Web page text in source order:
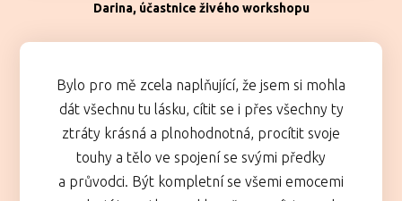
Darina, účastnice živého workshopu
Bylo pro mě zcela naplňující, že jsem si mohla
dát všechnu tu lásku, cítit se i přes všechny ty
ztráty krásná a plnohodnotná, procítit svoje
touhy a tělo ve spojení se svými předky
a průvodci. Být kompletní se všemi emocemi